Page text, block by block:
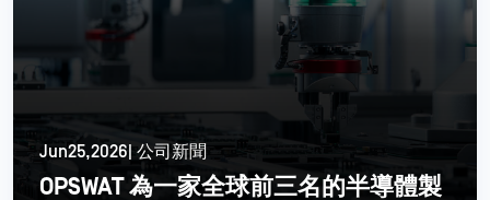
Jun25,2026| 公司新聞
OPSWAT 為一家全球前三名的半導體製